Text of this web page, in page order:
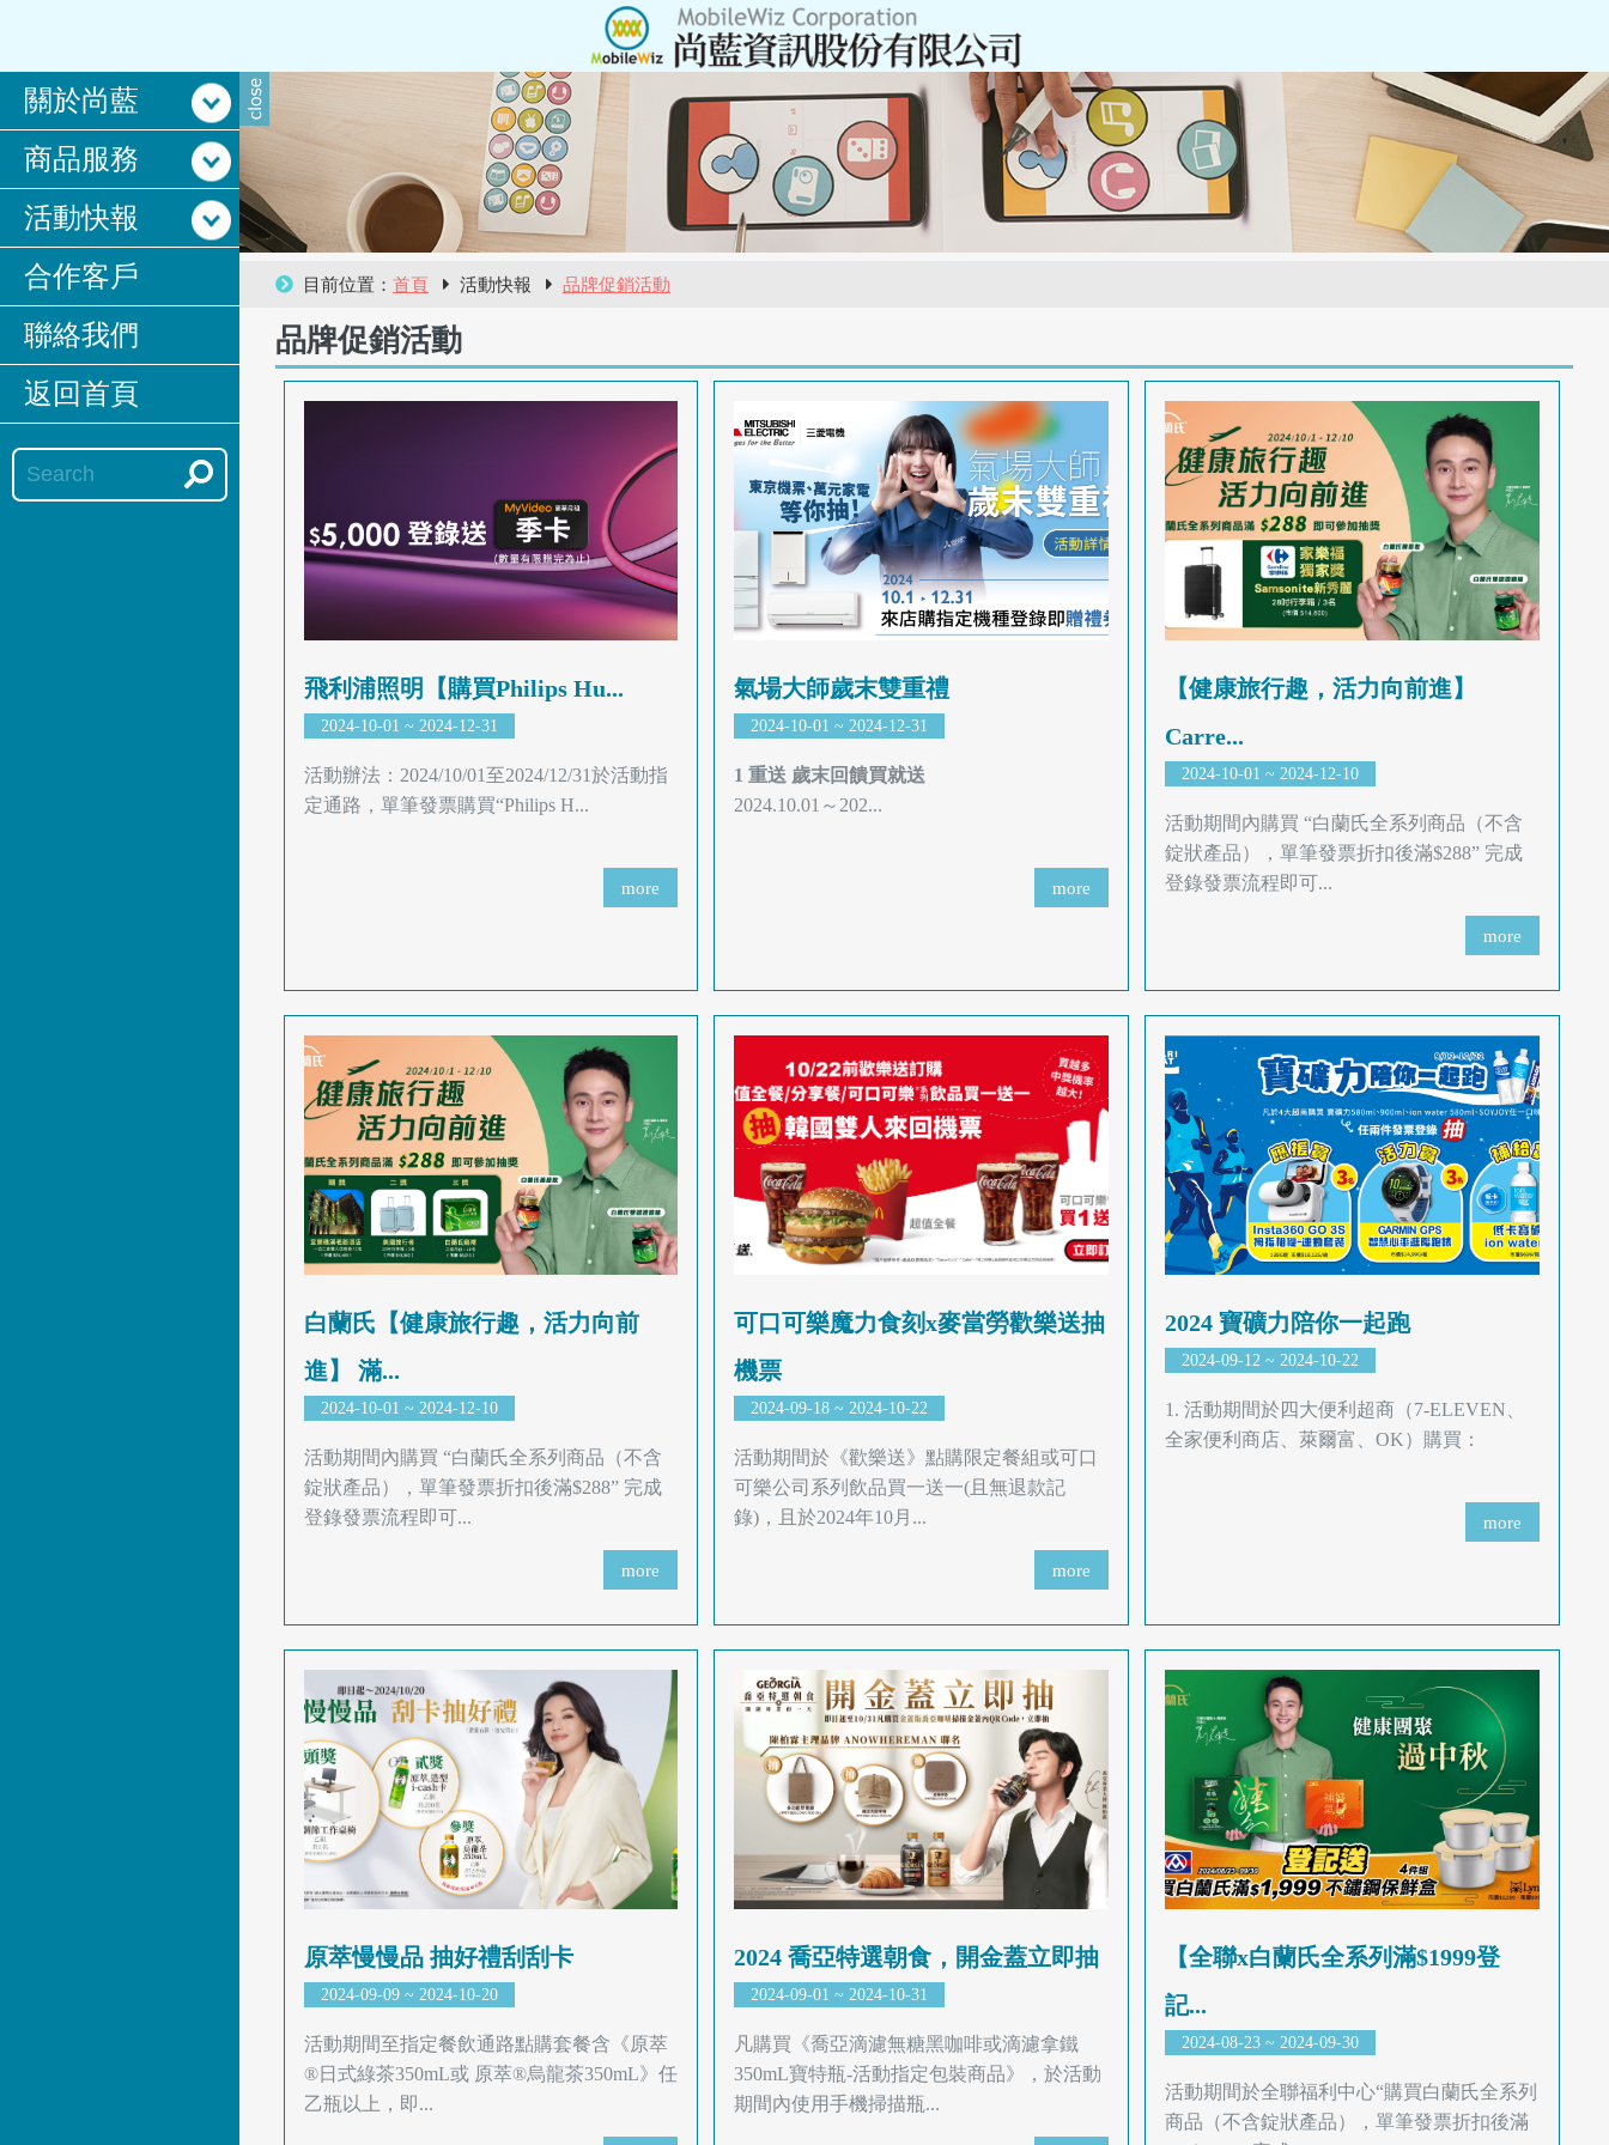
關於尚藍
商品服務
活動快報
合作客戶
聯絡我們
返回首頁
目前位置： 首頁 活動快報 品牌促銷活動
品牌促銷活動
飛利浦照明【購買Philips Hu...
2024-10-01 ~ 2024-12-31
活動辦法：2024/10/01至2024/12/31於活動指
定通路，單筆發票購買“Philips H...
more
氣場大師歲末雙重禮
2024-10-01 ~ 2024-12-31
1 重送 歲末回饋買就送
2024.10.01～202...
more
【健康旅行趣，活力向前進】
Carre...
2024-10-01 ~ 2024-12-10
活動期間內購買 “白蘭氏全系列商品（不含
錠狀產品），單筆發票折扣後滿$288” 完成
登錄發票流程即可...
more
白蘭氏【健康旅行趣，活力向前
進】 滿...
2024-10-01 ~ 2024-12-10
活動期間內購買 “白蘭氏全系列商品（不含
錠狀產品），單筆發票折扣後滿$288” 完成
登錄發票流程即可...
more
可口可樂魔力食刻x麥當勞歡樂送抽
機票
2024-09-18 ~ 2024-10-22
活動期間於《歡樂送》點購限定餐組或可口
可樂公司系列飲品買一送一(且無退款記
錄)，且於2024年10月...
more
2024 寶礦力陪你一起跑
2024-09-12 ~ 2024-10-22
1. 活動期間於四大便利超商（7-ELEVEN、
全家便利商店、萊爾富、OK）購買：
more
原萃慢慢品 抽好禮刮刮卡
2024-09-09 ~ 2024-10-20
活動期間至指定餐飲通路點購套餐含《原萃
®日式綠茶350mL或 原萃®烏龍茶350mL》任
乙瓶以上，即...
2024 喬亞特選朝食，開金蓋立即抽
2024-09-01 ~ 2024-10-31
凡購買《喬亞滴濾無糖黑咖啡或滴濾拿鐵
350mL寶特瓶-活動指定包裝商品》，於活動
期間內使用手機掃描瓶...
【全聯x白蘭氏全系列滿$1999登
記...
2024-08-23 ~ 2024-09-30
活動期間於全聯福利中心“購買白蘭氏全系列
商品（不含錠狀產品），單筆發票折扣後滿